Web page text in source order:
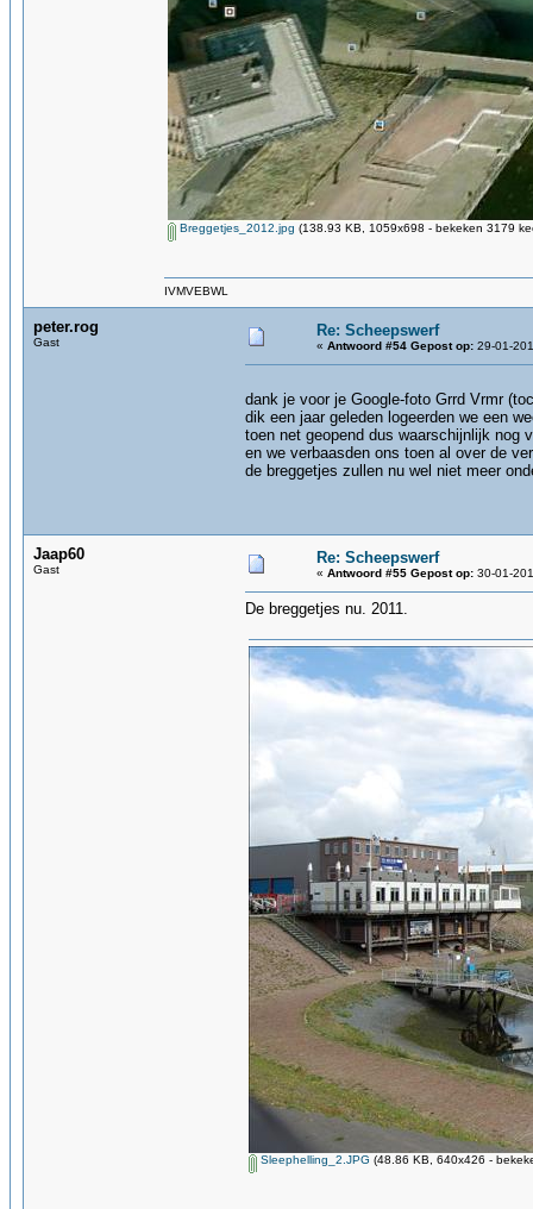
Breggetjes_2012.jpg (138.93 KB, 1059x698 - bekeken 3179
IVMVEBWL
peter.rog
Gast
Re: Scheepswerf
« Antwoord #54 Gepost op: 29-01-
dank je voor je Google-foto Grrd Vrmr
dik een jaar geleden logeerden we een
toen net geopend dus waarschijnlijk nog
en we verbaasden ons toen al over de
de breggetjes zullen nu wel niet meer
Jaap60
Gast
Re: Scheepswerf
« Antwoord #55 Gepost op: 30-01-
De breggetjes nu. 2011.
Sleephelling_2.JPG (48.86 KB, 640x426 -